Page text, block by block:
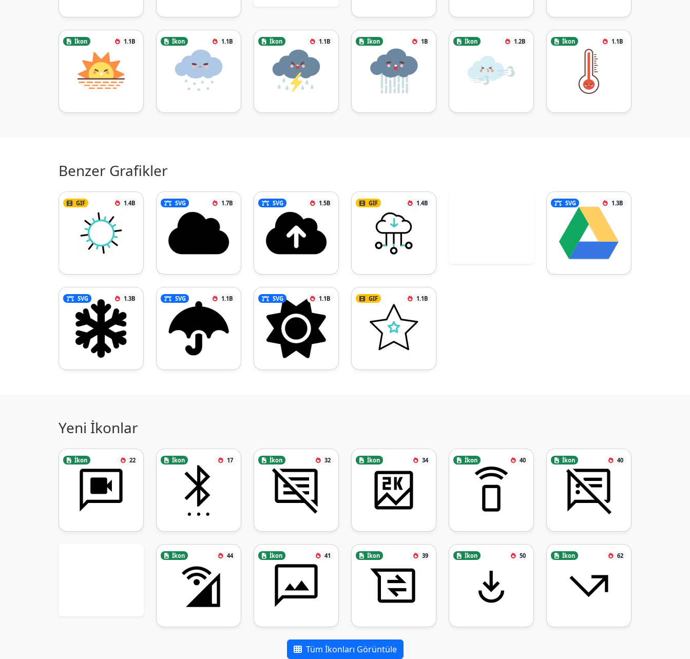
İkon 1.1B İkon 1.1B İkon 1.1B İkon 1B İkon 1.2B İkon 1.1B
Benzer Grafikler
GIF 1.4B SVG 1.7B SVG 1.5B GIF 1.4B SVG 1.3B
SVG 1.3B SVG 1.1B SVG 1.1B GIF 1.1B
Yeni İkonlar
İkon 22 İkon 17 İkon 32 İkon 34 İkon 40 İkon 40
İkon 44 İkon 41 İkon 39 İkon 50 İkon 62
Tüm İkonları Görüntüle